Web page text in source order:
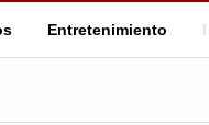
Entretenimiento